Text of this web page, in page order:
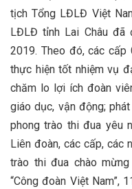
tịch Tổng LĐLĐ Việt
LĐLĐ tỉnh Lai Châu
2019. Theo đó, các
thực hiện tốt nhiệm vụ
chăm lo lợi ích đoàn
giáo dục, vận động;
phong trào thi đua yêu
Liên đoàn, các cấp, các
trào thi đua chào
“Công đoàn Việt Nam”,